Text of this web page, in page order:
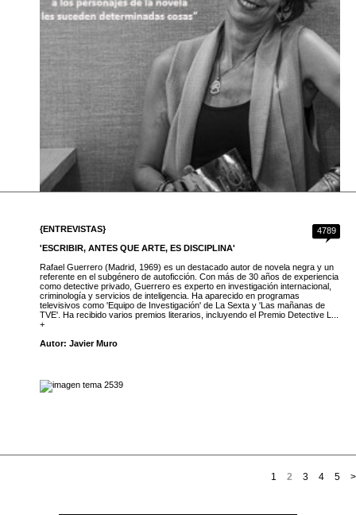
4789
{ENTREVISTAS}
'ESCRIBIR, ANTES QUE ARTE, ES DISCIPLINA'
Rafael Guerrero (Madrid, 1969) es un destacado autor de novela negra y un
referente en el subgénero de autoficción. Con más de 30 años de experiencia
como detective privado, Guerrero es experto en investigación internacional,
criminología y servicios de inteligencia. Ha aparecido en programas
televisivos como 'Equipo de Investigación' de La Sexta y 'Las mañanas de
TVE'. Ha recibido varios premios literarios, incluyendo el Premio Detective L...
+
Autor: Javier Muro
>
1 2 3 4 5